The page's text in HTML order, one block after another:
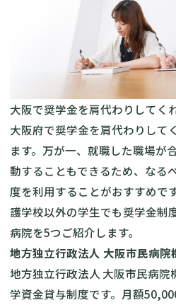
大阪で奨学金を肩代わりしてく
大阪府で奨学金を肩代わりして
ます。万が一、就職した職場が
動することもできるため、なる
度を利用することがおすすめで
護学校以外の学生でも奨学金制
病院を5つご紹介します。
地方独立行政法人 大阪市民病院
地方独立行政法人 大阪市民病院
学資金貸与制度です。月額